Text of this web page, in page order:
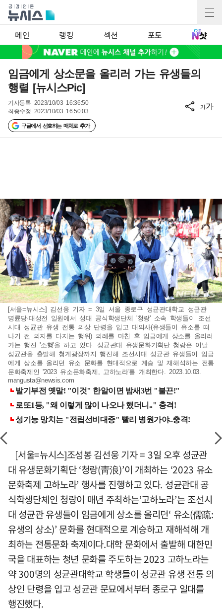
메인 랭킹 섹션 포토
임금에게 상소문을 올리러 가는 유생들의
행렬 [뉴시스Pic]
기사등록 2023/10/03 16:36:50
최종수정 2023/10/03 16:50:03
구글에서 선호하는 매체로 추가
가가
[서울=뉴시스] 김선웅 기자 = 3일 서울 종로구 성균관대학교 성균관
명륜당·대성전 일원에서 성대 공식학생단체 '청랑' 소속 학생들이 조선
시대 성균관 유생 전통 의상 단령을 입고 대의사(유생들이 유소를 떠
나기 전 의지를 다지는 행위) 의례를 마친 후 임금에게 상소를 올리러
가는 행진 '소행'을 하고 있다. 성균관대 유생문화기획단 청랑은 이날
성균관을 출발해 청계광장까지 행진해 조선시대 성균관 유생들이 임금
에게 상소를 올리던 유소 문화를 현대적으로 계승 및 재해석하는 전통
문화축제인 '2023 유소문화축제, 고하노라'를 개최한다. 2023.10.03.
mangusta@newsis.com
[서울=뉴시스]조성봉 김선웅 기자 = 3일 오후 성균관
대 유생문화기획단 ‘청랑(靑浪)’이 개최하는 ‘2023 유소
문화축제 고하노라’ 행사를 진행하고 있다. 성균관대 공
식학생단체인 청랑이 매년 주최하는‘고하노라’는 조선시
대 성균관 유생들이 임금에게 상소를 올리던‘ 유소(儒疏:
유생의 상소)’ 문화를 현대적으로 계승하고 재해석해 개
최하는 전통문화 축제이다.대학 문화에서 출발해 대한민
국을 대표하는 청년 문화를 주도하는 2023 고하노라는
약 300명의 성균관대학교 학생들이 성균관 유생 전통 의
상인 단령을 입고 성균관 문묘에서부터 종로구 일대를
행진했다.